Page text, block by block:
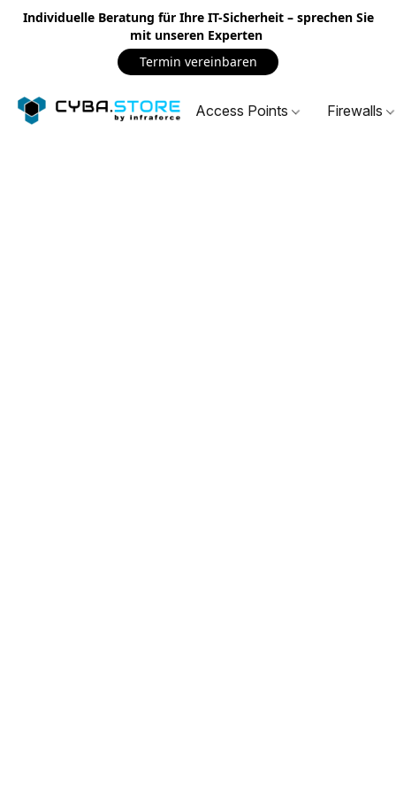
Individuelle Beratung für Ihre IT-Sicherheit – sprechen Sie
mit unseren Experten
Termin vereinbaren
Access Points Firewalls